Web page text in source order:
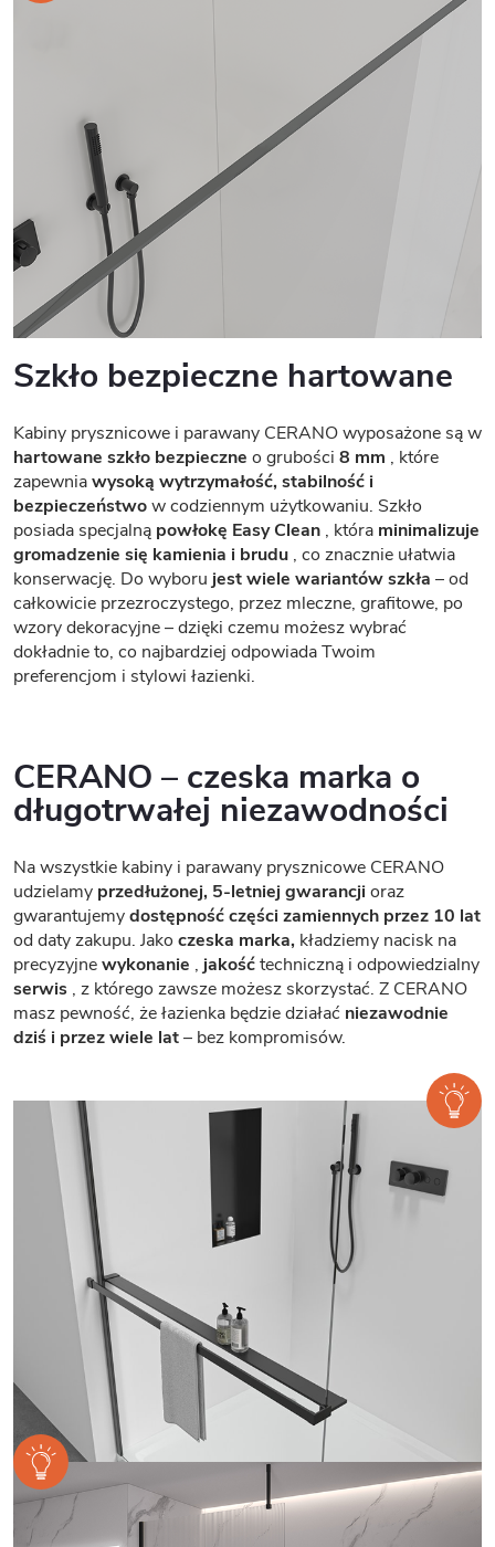
Szkło bezpieczne hartowane
Kabiny prysznicowe i parawany CERANO wyposażone są w
hartowane szkło bezpieczne o grubości 8 mm , które
zapewniawysoką wytrzymałość, stabilność i
bezpieczeństwow codziennym użytkowaniu. Szkło
posiada specjalną powłokę Easy Clean , która minimalizuje
gromadzenie się kamienia i brudu , co znacznie ułatwia
konserwację. Do wyboru jest wiele wariantów szkła – od
całkowicie przezroczystego, przez mleczne, grafitowe, po
wzory dekoracyjne – dzięki czemu możesz wybrać
dokładnie to, co najbardziej odpowiada Twoim
preferencjom i stylowi łazienki.
CERANO – czeska marka o
długotrwałej niezawodności
Na wszystkie kabiny i parawany prysznicowe CERANO
udzielamy przedłużonej, 5-letniej gwarancjioraz
gwarantujemydostępność części zamiennych przez 10 lat
od daty zakupu. Jako czeska marka, kładziemy nacisk na
precyzyjnewykonanie , jakośćtechniczną i odpowiedzialny
serwis , z którego zawsze możesz skorzystać. Z CERANO
masz pewność, że łazienka będzie działać niezawodnie
dziś i przez wiele lat– bez kompromisów.